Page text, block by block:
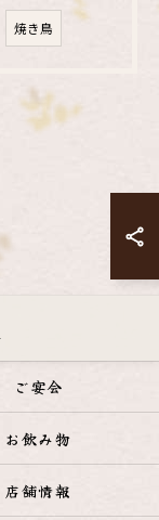
焼き鳥
ご宴会
お飲み物
店舗情報